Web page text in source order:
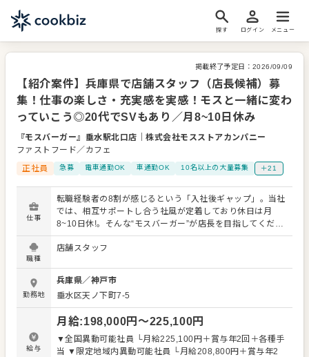
探す ログイン メニュー
掲載終了予定日： 2026/09/09
【紹介案件】兵庫県で店舗スタッフ（店長候補）募
集！仕事の楽しさ・充実感を実感！モスと一緒に変わ
っていこう◎20代でSVもあり／月8~10日休み
『モスバーガー』垂水駅北口店 ｜株式会社モスストアカンパニー
ファストフード／カフェ
正社員
急募 電車通勤OK 車通勤OK 10名以上の大量募集 ＋21
仕事
転職経験者の8割が感じるという「入社後ギャップ」。当社
では、相互サポートし合う社風が定着しており休日は月
8~10日休!。そんな“モスバーガー”が店長を目指してくださ
る店舗スタッフを募ります。従業員満足度の高い、充実し
たサポート体制を持つ企業で活躍しませんか。 【主な業
的には ◇接客・調理 ◇アルバイトの指導・シフト管理 ◇
在庫・売上管理 ◇店舗イベント企画 など ＊副店長・店長
に昇格していくと、店舗運営業務がメインになります！ ＊
店長になったら、店舗の数値管理や同地域の店舗と連携し
た共同イベントなども企画・開催します。 全体のオペレー
ション改善などもお任せしますので、あなたならではのア
イデアを積極的に発信してください。 入社後はスキルに合
職種
店舗スタッフ
勤務地
兵庫県／神戸市
垂水区天ノ下町7-5
給与
月給:198,000円〜225,100円
▼全国異動可能社員 └月給225,100円＋賞与年2回＋各種手
当 ▼限定地域内異動可能社員 └月給208,800円＋賞与年2